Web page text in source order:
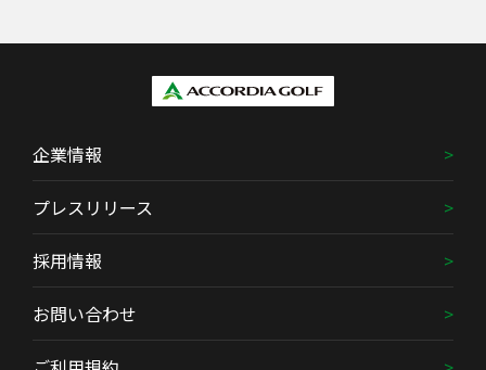
企業情報
プレスリリース
採用情報
お問い合わせ